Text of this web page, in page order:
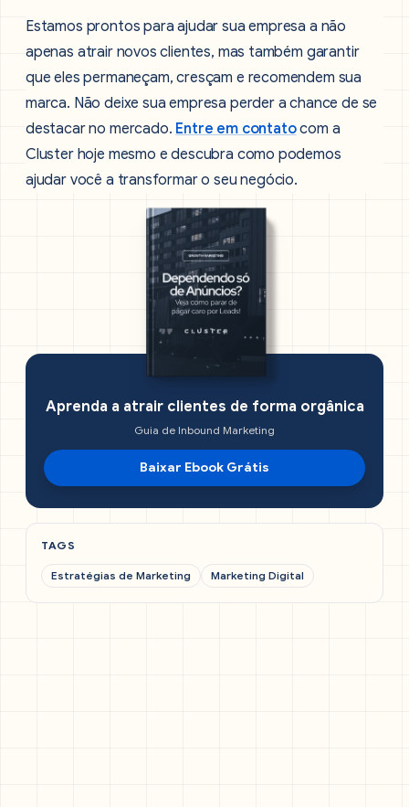
Estamos prontos para ajudar sua empresa a não
apenas atrair novos clientes, mas também garantir
que eles permaneçam, cresçam e recomendem sua
marca. Não deixe sua empresa perder a chance de se
destacar no mercado. Entre em contatocom a
Cluster hoje mesmo e descubra como podemos
ajudar você a transformar o seu negócio.
Aprenda a atrair clientes de forma orgânica
Guia de Inbound Marketing
Baixar Ebook Grátis
TAGS
Estratégias de Marketing Marketing Digital